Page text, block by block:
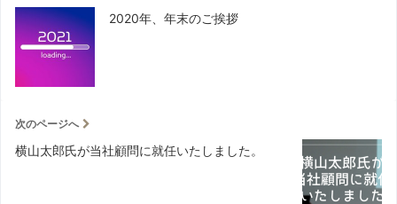
2020年、年末のご挨拶
次のページへ
横山太郎氏が当社顧問に就任いたしました。